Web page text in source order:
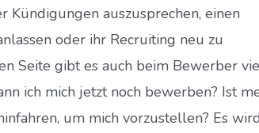
Kündigungen auszusprechen, einen
oder ihr Recruiting neu zu
Seite gibt es auch beim Bewerber
ich mich jetzt noch bewerben? Ist
um mich vorzustellen? Es